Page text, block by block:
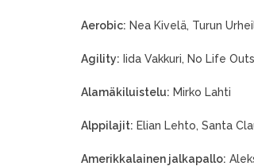
Aerobic: Nea Kivelä, Turun
Agility: Iida Vakkuri, No Life
Alamäkiluistelu: Mirko Lahti
Alppilajit: Elian Lehto, Santa
Amerikkalainen jalkapallo: